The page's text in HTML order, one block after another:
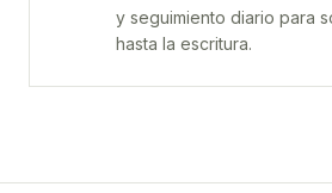
y seguimiento diario para
hasta la escritura.